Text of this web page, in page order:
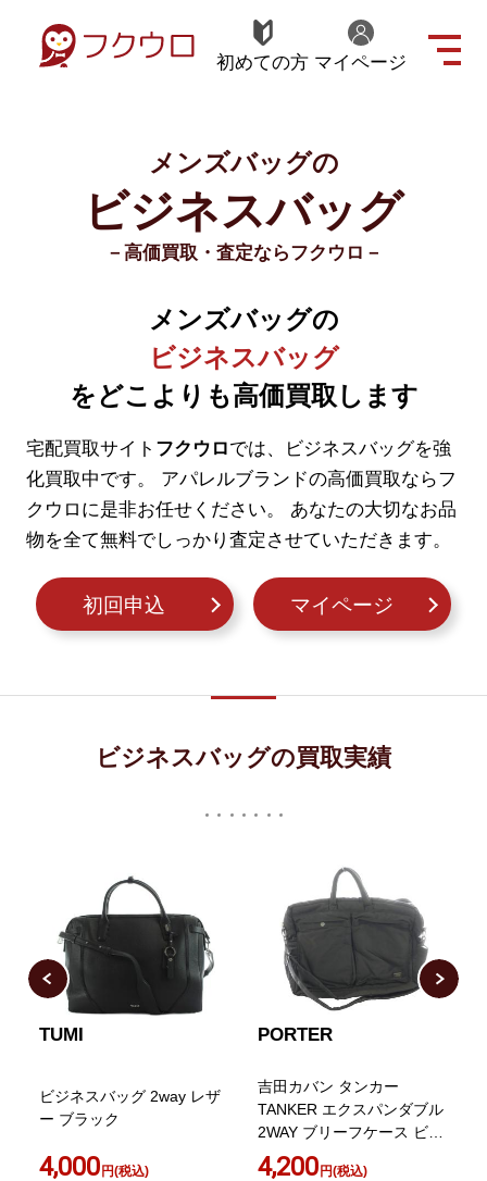
初めての方 マイページ
メンズバッグの
ビジネスバッグ
－高価買取・査定ならフクウロ－
メンズバッグの
ビジネスバッグ
をどこよりも高価買取します
宅配買取サイト フクウロでは、ビジネスバッグを強
化買取中です。
アパレルブランドの高価買取ならフ
クウロに是非お任せください。
あなたの大切なお品
物を全て無料でしっかり査定させていただきます。
初回申込 マイページ
ビジネスバッグの買取実績
TUMI
ビジネスバッグ 2way レザ
ー ブラック
4,000円(税込)
PORTER
吉田カバン タンカー
TANKER エクスパンダブル
2WAY ブリーフケース ビジ
ネスバッグ トート
4,200円(税込)